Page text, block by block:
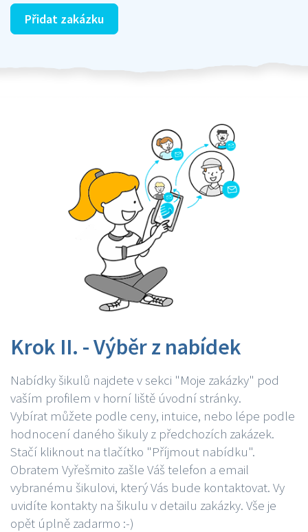
Přidat zakázku
Krok II. - Výběr z nabídek
Nabídky šikulů najdete v sekci "Moje zakázky" pod
vaším profilem v horní liště úvodní stránky.
Vybírat můžete podle ceny, intuice, nebo lépe podle
hodnocení daného šikuly z předchozích zakázek.
Stačí kliknout na tlačítko "Příjmout nabídku".
Obratem Vyřešmito zašle Váš telefon a email
vybranému šikulovi, který Vás bude kontaktovat. Vy
uvidíte kontakty na šikulu v detailu zakázky. Vše je
opět úplně zadarmo :-)